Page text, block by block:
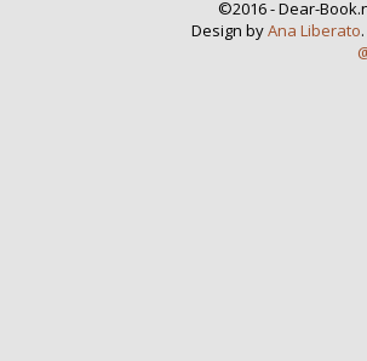
©2016 - Dear-
Design byAna Liberato